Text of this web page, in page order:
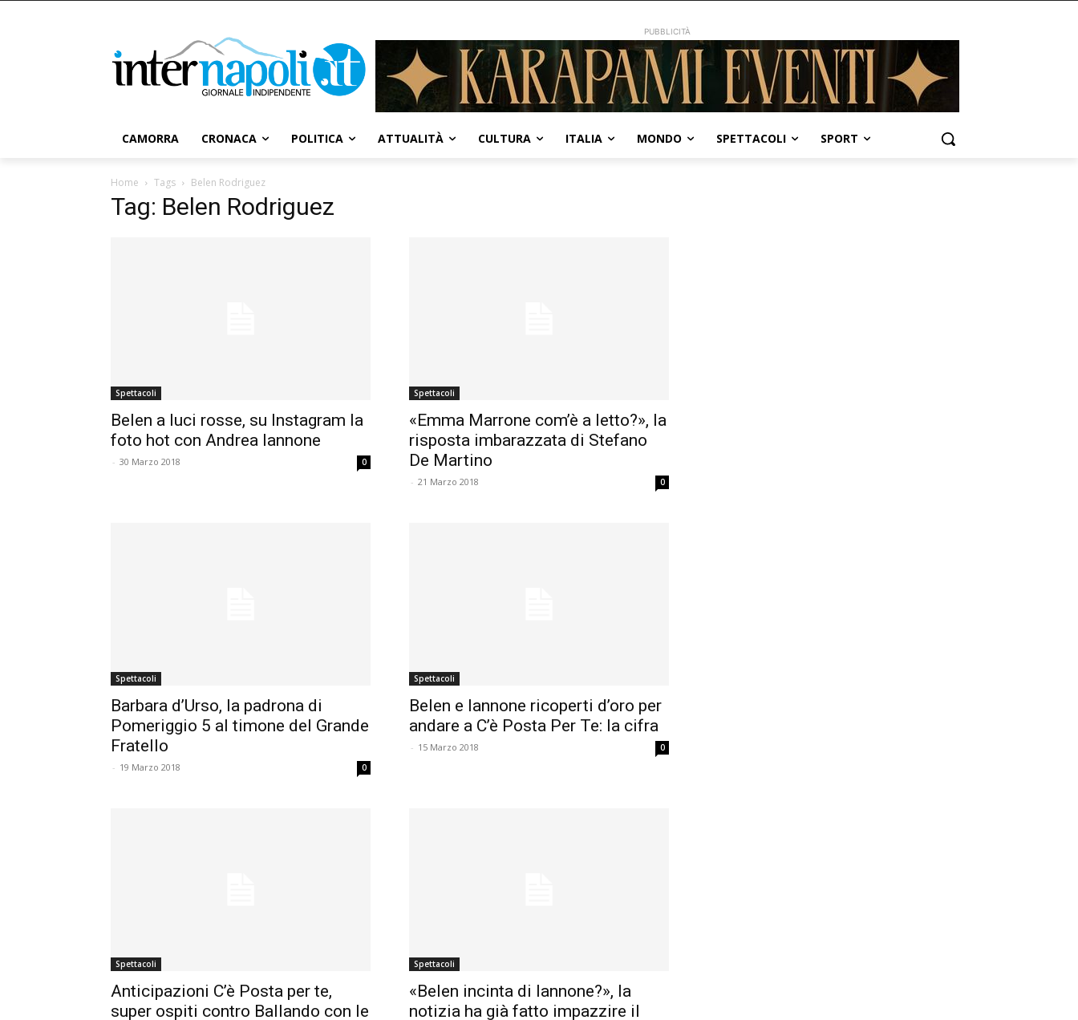
PUBBLICITÀ
CAMORRA CRONACA POLITICA ATTUALITÀ CULTURA ITALIA MONDO SPETTACOLI SPORT
Home Tags Belen Rodriguez
Tag: Belen Rodriguez
Spettacoli
Belen a luci rosse, su Instagram la
foto hot con Andrea Iannone
- 30 Marzo 2018 0
Spettacoli
«Emma Marrone com’è a letto?», la
risposta imbarazzata di Stefano
De Martino
- 21 Marzo 2018 0
Spettacoli
Barbara d’Urso, la padrona di
Pomeriggio 5 al timone del Grande
Fratello
- 19 Marzo 2018 0
Spettacoli
Belen e Iannone ricoperti d’oro per
andare a C’è Posta Per Te: la cifra
- 15 Marzo 2018 0
Spettacoli
Anticipazioni C’è Posta per te,
super ospiti contro Ballando con le
Spettacoli
«Belen incinta di Iannone?», la
notizia ha già fatto impazzire il